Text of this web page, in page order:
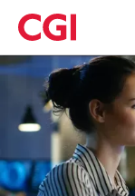
Skip
to
main
content